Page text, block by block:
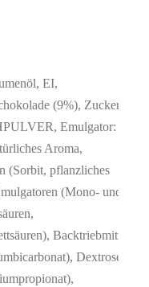
EI,
(9%), Zucker,
Emulgator:
Aroma,
(Sorbit, pflanzliches
(Mono- und
Backtriebmittel
Dextrose,